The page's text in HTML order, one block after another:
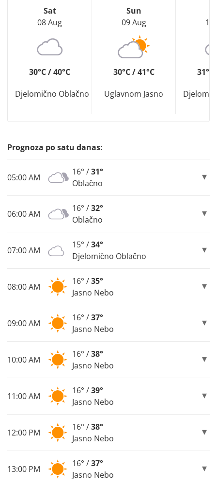
Sat
08 Aug
30°C / 40°C
Djelomično Oblačno
Sun
09 Aug
30°C / 41°C
Uglavnom Jasno
10
31°C
Prognoza po satu danas:
05:00 AM
16° /31°
Oblačno
06:00 AM
16° /32°
Oblačno
07:00 AM
15° /34°
Djelomično Oblačno
08:00 AM
16° /35°
Jasno Nebo
09:00 AM
16° /37°
Jasno Nebo
10:00 AM
16° /38°
Jasno Nebo
11:00 AM
16° /39°
Jasno Nebo
12:00 PM
16° /38°
Jasno Nebo
13:00 PM
16° /37°
Jasno Nebo